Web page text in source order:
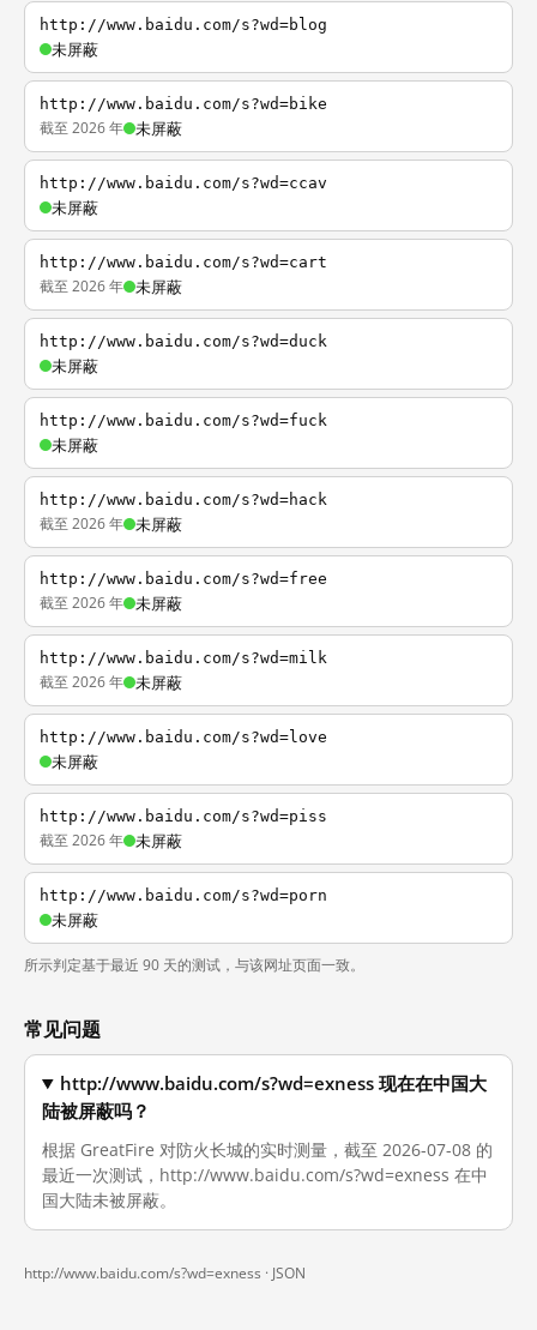
http://www.baidu.com/s?wd=blog
未屏蔽
http://www.baidu.com/s?wd=bike
截至 2026 年 未屏蔽
http://www.baidu.com/s?wd=ccav
未屏蔽
http://www.baidu.com/s?wd=cart
截至 2026 年 未屏蔽
http://www.baidu.com/s?wd=duck
未屏蔽
http://www.baidu.com/s?wd=fuck
未屏蔽
http://www.baidu.com/s?wd=hack
截至 2026 年 未屏蔽
http://www.baidu.com/s?wd=free
截至 2026 年 未屏蔽
http://www.baidu.com/s?wd=milk
截至 2026 年 未屏蔽
http://www.baidu.com/s?wd=love
未屏蔽
http://www.baidu.com/s?wd=piss
截至 2026 年 未屏蔽
http://www.baidu.com/s?wd=porn
未屏蔽
所示判定基于最近 90 天的测试，与该网址页面一致。
常见问题
http://www.baidu.com/s?wd=exness 现在在中国大
陆被屏蔽吗？
根据 GreatFire 对防火长城的实时测量，截至 2026-07-08 的
最近一次测试，http://www.baidu.com/s?wd=exness 在中
国大陆未被屏蔽。
http://www.baidu.com/s?wd=exness · JSON